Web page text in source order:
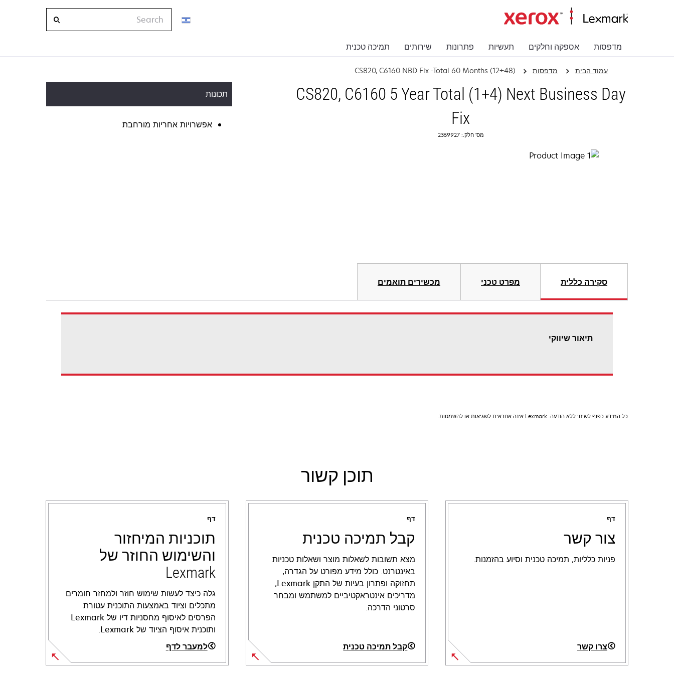
מדפסות אספקה וחלקים תעשיות פתרונות שירותים תמיכה טכנית
Search
עמוד הבית מדפסות CS820, C6160 NBD Fix -Total 60 Months (12+48)
CS820, C6160 5 Year Total (1+4) Next Business Day
Fix
מס' חלק.: 2359927
תכונות
אפשרויות אחריות מורחבת
סקירה כללית מפרט טכני מכשירים תואמים
תיאור שיווקי
כל המידע כפוף לשינוי ללא הודעה. Lexmark אינה אחראית לשגיאות או להשמטות.
תוכן קשור
דף
צור קשר
פניות כלליות, תמיכה טכנית וסיוע בהזמנות.
צרו קשר
דף
קבל תמיכה טכנית
מצא תשובות לשאלות מוצר ושאלות טכניות
באינטרנט. כולל מידע מפורט על הגדרה,
תחזוקה ופתרון בעיות של התקן Lexmark,
מדריכים אינטראקטיביים למשתמש ומבחר
סרטוני הדרכה.
קבל תמיכה טכנית
opens
דף
תוכניות המיחזור
והשימוש החוזר של
Lexmark
גלה כיצד לעשות שימוש חוזר ולמחזר חומרים
מתכלים וציוד באמצעות התוכנית עטורת
הפרסים לאיסוף מחסניות דיו של Lexmark
ותוכנית איסוף הציוד של Lexmark.
למעבר לדף